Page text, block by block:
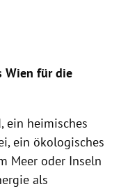
Wien für die
ein heimisches
ein ökologisches
Meer oder Inseln
als